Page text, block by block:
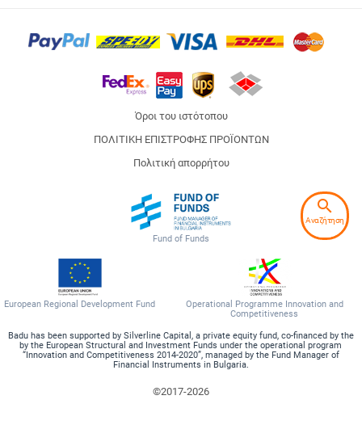
Όροι του ιστότοπου
ΠΟΛΙΤΙΚΗ ΕΠΙΣΤΡΟΦΗΣ ΠΡΟΪΟΝΤΩΝ
Πολιτική απορρήτου
Fund of Funds
European Regional Development Fund
Operational Programme Innovation and
Competitiveness
Badu has been supported by Silverline Capital, a private equity fund, co-financed by the
by the European Structural and Investment Funds under the operational program
“Innovation and Competitiveness 2014-2020”, managed by the Fund Manager of
Financial Instruments in Bulgaria.
©2017-2026
search
Αναζήτηση